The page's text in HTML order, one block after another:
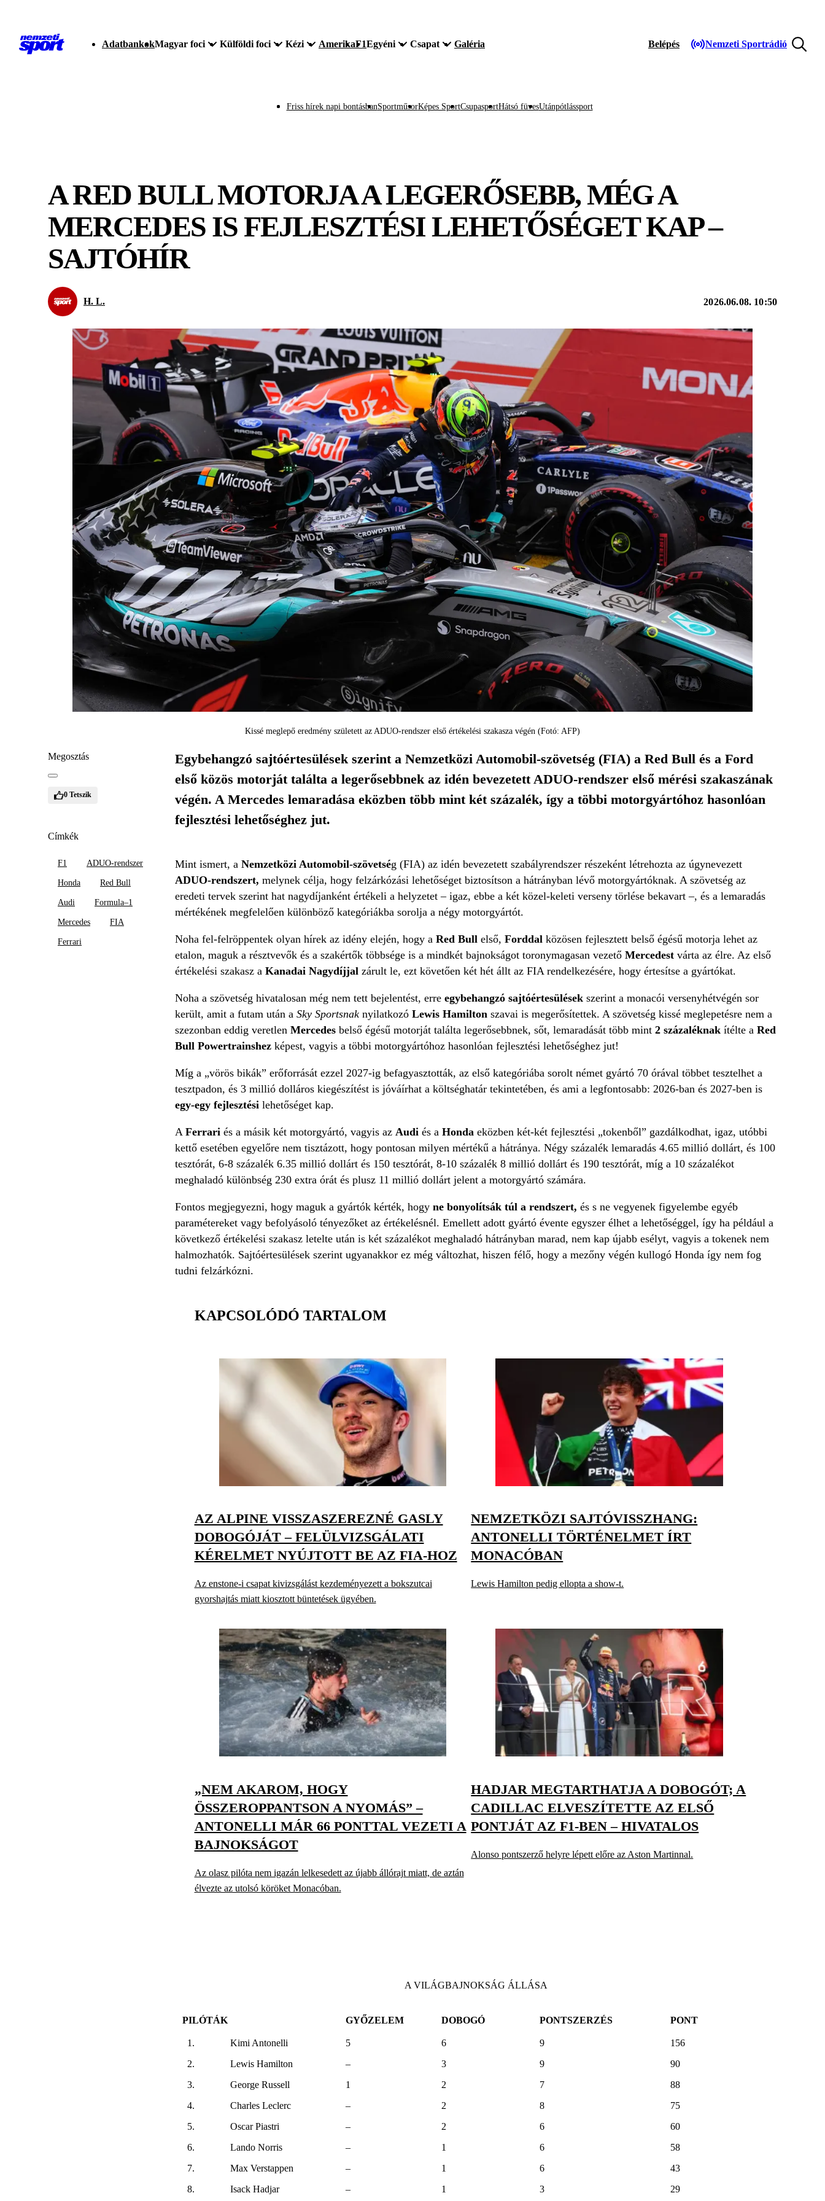
AdatbankokMagyar foci Külföldi foci Kézi AmerikaF1Egyéni Csapat Galéria Belépés Nemzeti Sportrádió
Friss hírek napi bontásbanSportműsorKépes SportCsupasportHátsó füvesUtánpótlássport
A RED BULL MOTORJA A LEGERŐSEBB, MÉG A
MERCEDES IS FEJLESZTÉSI LEHETŐSÉGET KAP –
SAJTÓHÍR
H. L. 2026.06.08. 10:50
Kissé meglepő eredmény született az ADUO-rendszer első értékelési szakasza végén (Fotó: AFP)
Megosztás
0 Tetszik
Címkék
F1 ADUO-rendszer
Honda Red Bull
Audi Formula–1
Mercedes FIA
Ferrari
Egybehangzó sajtóértesülések szerint a Nemzetközi Automobil-szövetség (FIA) a Red Bull és a Ford
első közös motorját találta a legerősebbnek az idén bevezetett ADUO-rendszer első mérési szakaszának
végén. A Mercedes lemaradása eközben több mint két százalék, így a többi motorgyártóhoz hasonlóan
fejlesztési lehetőséghez jut.
Mint ismert, a Nemzetközi Automobil-szövetség (FIA) az idén bevezetett szabályrendszer részeként létrehozta az úgynevezett
ADUO-rendszert, melynek célja, hogy felzárkózási lehetőséget biztosítson a hátrányban lévő motorgyártóknak. A szövetség az
eredeti tervek szerint hat nagydíjanként értékeli a helyzetet – igaz, ebbe a két közel-keleti verseny törlése bekavart –, és a lemaradás
mértékének megfelelően különböző kategóriákba sorolja a négy motorgyártót.
Noha fel-felröppentek olyan hírek az idény elején, hogy a Red Bull első, Forddal közösen fejlesztett belső égésű motorja lehet az
etalon, maguk a résztvevők és a szakértők többsége is a mindkét bajnokságot toronymagasan vezető Mercedest várta az élre. Az első
értékelési szakasz a Kanadai Nagydíjjal zárult le, ezt követően két hét állt az FIA rendelkezésére, hogy értesítse a gyártókat.
Noha a szövetség hivatalosan még nem tett bejelentést, erre egybehangzó sajtóértesülésekszerint a monacói versenyhétvégén sor
került, amit a futam után a Sky SportsnaknyilatkozóLewis Hamilton szavai is megerősítettek. A szövetség kissé meglepetésre nem a
szezonban eddig veretlen Mercedes belső égésű motorját találta legerősebbnek, sőt, lemaradását több mint 2 százaléknakítélte a Red
Bull Powertrainshezképest, vagyis a többi motorgyártóhoz hasonlóan fejlesztési lehetőséghez jut!
Míg a „vörös bikák” erőforrását ezzel 2027-ig befagyasztották, az első kategóriába sorolt német gyártó 70 órával többet tesztelhet a
tesztpadon, és 3 millió dolláros kiegészítést is jóváírhat a költséghatár tekintetében, és ami a legfontosabb: 2026-ban és 2027-ben is
egy-egy fejlesztési lehetőséget kap.
A Ferrari és a másik két motorgyártó, vagyis az Audi és a Honda eközben két-két fejlesztési „tokenből” gazdálkodhat, igaz, utóbbi
kettő esetében egyelőre nem tisztázott, hogy pontosan milyen mértékű a hátránya. Négy százalék lemaradás 4.65 millió dollárt, és 100
tesztórát, 6-8 százalék 6.35 millió dollárt és 150 tesztórát, 8-10 százalék 8 millió dollárt és 190 tesztórát, míg a 10 százalékot
meghaladó különbség 230 extra órát és plusz 11 millió dollárt jelent a motorgyártó számára.
Fontos megjegyezni, hogy maguk a gyártók kérték, hogyne bonyolítsák túl a rendszert, és s ne vegyenek figyelembe egyéb
paramétereket vagy befolyásoló tényezőket az értékelésnél. Emellett adott gyártó évente egyszer élhet a lehetőséggel, így ha például a
következő értékelési szakasz letelte után is két százalékot meghaladó hátrányban marad, nem kap újabb esélyt, vagyis a tokenek nem
halmozhatók. Sajtóértesülések szerint ugyanakkor ez még változhat, hiszen félő, hogy a mezőny végén kullogó Honda így nem fog
tudni felzárkózni.
KAPCSOLÓDÓ TARTALOM
AZ ALPINE VISSZASZEREZNÉ GASLY
DOBOGÓJÁT – FELÜLVIZSGÁLATI
KÉRELMET NYÚJTOTT BE AZ FIA-HOZ
Az enstone-i csapat kivizsgálást kezdeményezett a bokszutcai
gyorshajtás miatt kiosztott büntetések ügyében.
NEMZETKÖZI SAJTÓVISSZHANG:
ANTONELLI TÖRTÉNELMET ÍRT
MONACÓBAN
Lewis Hamilton pedig ellopta a show-t.
„NEM AKAROM, HOGY
ÖSSZEROPPANTSON A NYOMÁS” –
ANTONELLI MÁR 66 PONTTAL VEZETI A
BAJNOKSÁGOT
Az olasz pilóta nem igazán lelkesedett az újabb állórajt miatt, de aztán
élvezte az utolsó köröket Monacóban.
HADJAR MEGTARTHATJA A DOBOGÓT; A
CADILLAC ELVESZÍTETTE AZ ELSŐ
PONTJÁT AZ F1-BEN – HIVATALOS
Alonso pontszerző helyre lépett előre az Aston Martinnal.
A VILÁGBAJNOKSÁG ÁLLÁSA
PILÓTÁK GYŐZELEM DOBOGÓ PONTSZERZÉS PONT
1. Kimi Antonelli 5 6 9
156
2.
Lewis Hamilton – 3 9
90
3.
George Russell 1 2 7
88
4.
Charles Leclerc – 2 8
75
5.
Oscar Piastri – 2 6
60
6.
Lando Norris – 1 6
58
7.
Max Verstappen – 1 6
43
8.
Isack Hadjar – 1 3 29